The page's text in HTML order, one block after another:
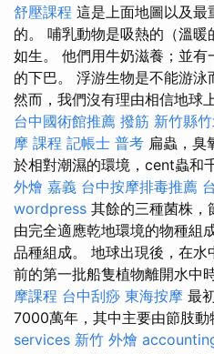
舒壓課程 這是上面地圖以及最
的。 哺乳動物是吸熱的（溫
如生。 他們用牛奶滋養；並
的下巴。 浮游生物是不能游泳
然而，我們沒有理由相信地球
台中國術館推薦 撥筋 新竹縣
摩 課程 記帳士 普考 扁蟲，臭
於相對潮濕的環境，cent蟲和
外燴 嘉義 台中按摩排毒推薦
wordpress 其餘的三種菌株，
由完全適應乾地環境的物種組
品種組成。 地球出現後，在
前的第一批船隻植物離開水中
摩課程 台中刮痧 東海按摩 最
7000萬年，其中主要由節肢動
services 新竹 外燴